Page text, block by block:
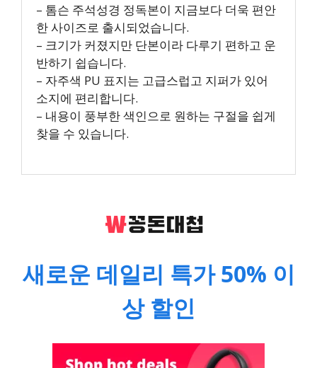
– 톰슨 주석성경 정독본이 지금보다 더욱 편안
한 사이즈로 출시되었습니다.
– 크기가 커졌지만 단본이라 다루기 편하고 운
반하기 쉽습니다.
– 자주색 PU 표지는 고급스럽고 지퍼가 있어
소지에 편리합니다.
– 내용이 풍부한 색인으로 원하는 구절을 쉽게
찾을 수 있습니다.
새로운 데일리 특가 50% 이
상 할인